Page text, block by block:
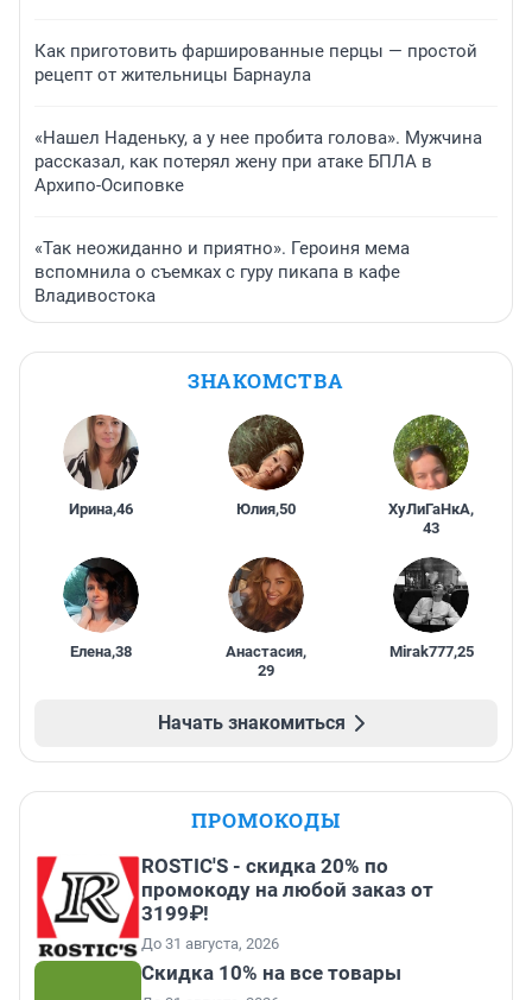
Как приготовить фаршированные перцы — простой
рецепт от жительницы Барнаула
«Нашел Наденьку, а у нее пробита голова». Мужчина
рассказал, как потерял жену при атаке БПЛА в
Архипо-Осиповке
«Так неожиданно и приятно». Героиня мема
вспомнила о съемках с гуру пикапа в кафе
Владивостока
ЗНАКОМСТВА
Ирина,46 Юлия,50 ХуЛиГаНкА,
43
Елена,38 Анастасия,
29
Mirak777,25
Начать знакомиться
ПРОМОКОДЫ
ROSTIC'S - скидка 20% по
промокоду на любой заказ от
3199₽!
До 31 августа, 2026
Скидка 10% на все товары